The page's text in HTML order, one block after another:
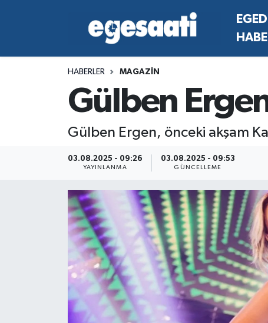
HABERLER MAGAZİN
Gülben
Gülben Ergen, önceki akşam
03.08.2025 - 09:26
YAYINLANMA
03.08.2025 - 09:53
GÜNCELLEME
Yazarlar
MAGAZİN
RESMİ REKLAMLAR
EGEDEN HABERLER
SİYASET
RESMİ REKLAMLAR
Egemax TV
Trafik Durumu
Süper Lig Puan Durumu ve Fikstür
Tüm Manşetler
Son Dakika Haberleri
Haber Arşivi